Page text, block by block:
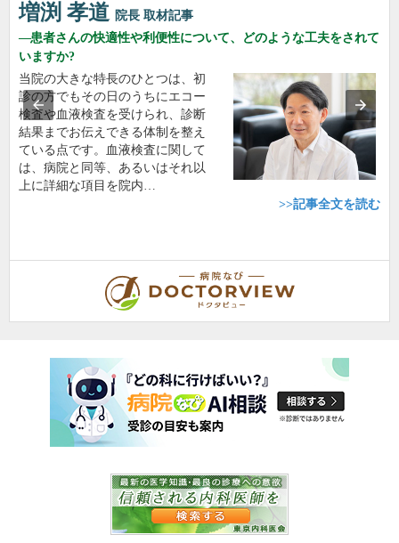
増渕 孝道 院長 取材記事
患者さんの快適性や利便性について、どのような工夫をされて
いますか?
当院の大きな特長のひとつは、初
診の方でもその日のうちにエコー
検査や血液検査を受けられ、診断
結果までお伝えできる体制を整え
ている点です。血液検査に関して
は、病院と同等、あるいはそれ以
上に詳細な項目を院内…
>>記事全文を読む